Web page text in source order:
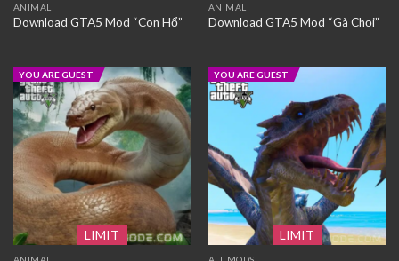
ANIMAL
Download GTA5 Mod “Con Hổ”
ANIMAL
Download GTA5 Mod “Gà Chọi”
LIMIT
YOU ARE GUEST
LIMIT
YOU ARE GUEST